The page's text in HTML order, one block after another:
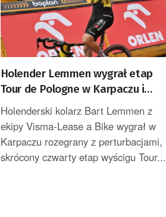
Holender Lemmen wygrał etap
Tour de Pologne w Karpaczu i
został liderem [AKTUALIZACJA]
Holenderski kolarz Bart Lemmen z
ekipy Visma-Lease a Bike wygrał w
Karpaczu rozegrany z perturbacjami,
skrócony czwarty etap wyścigu Tour...